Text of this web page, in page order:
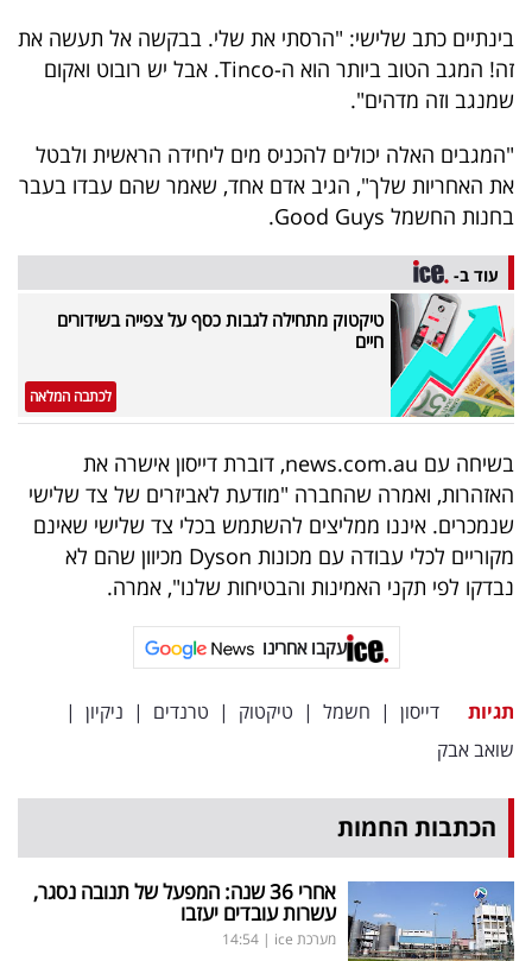
אחרינו:
בינתיים כתב שלישי: "הרסתי את שלי. בבקשה אל תעשה את
זה! המגב הטוב ביותר הוא ה-Tinco. אבל יש רובוט ואקום
שמנגב וזה מדהים".
"המגבים האלה יכולים להכניס מים ליחידה הראשית ולבטל
את האחריות שלך", הגיב אדם אחד, שאמר שהם עבדו בעבר
בחנות החשמל Good Guys.
עוד ב-
טיקטוק מתחילה לגבות כסף על צפייה בשידורים
חיים
לכתבה המלאה
בשיחה עם news.com.au, דוברת דייסון אישרה את
האזהרות, ואמרה שהחברה "מודעת לאביזרים של צד שלישי
שנמכרים. איננו ממליצים להשתמש בכלי צד שלישי שאינם
מקוריים לכלי עבודה עם מכונות Dyson מכיוון שהם לא
נבדקו לפי תקני האמינות והבטיחות שלנו", אמרה.
עקבו אחרינו
תגיות דייסון | חשמל | טיקטוק | טרנדים | ניקיון |
שואב אבק
הכתבות החמות
אחרי 36 שנה: המפעל של תנובה נסגר,
עשרות עובדים יעזבו
מערכת ice |
14:54